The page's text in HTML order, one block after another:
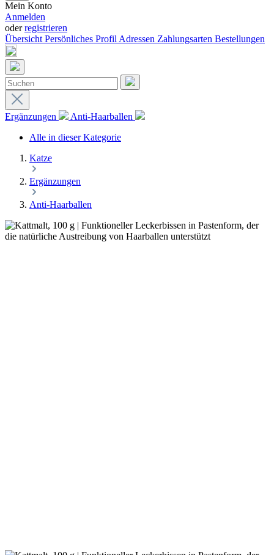
Mein Konto
Anmelden
oderregistrieren
Übersicht Persönliches Profil Adressen Zahlungsarten Bestellungen
Ergänzungen
Anti-Haarballen
Alle in dieser Kategorie
Katze
Ergänzungen
Anti-Haarballen